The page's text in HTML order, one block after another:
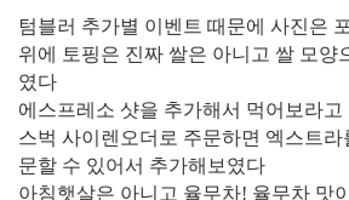
텀블러 추가별 이벤트 때문에 사진은
위에 토핑은 진짜 쌀은 아니고 쌀 모양
였다
에스프레소 샷을 추가해서 먹어보라고
스벅 사이렌오더로 주문하면 엑스트
문할 수 있어서 추가해보였다
아침햇살은 아니고 율무차! 율무차 맛